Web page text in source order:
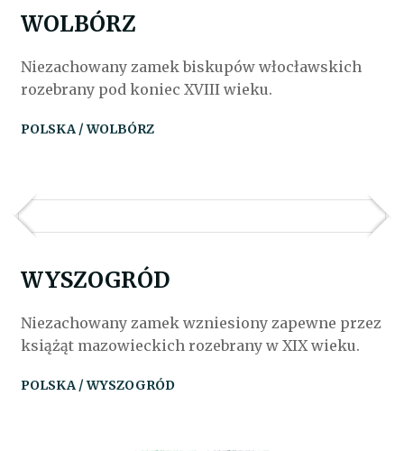
WOLBÓRZ
Niezachowany zamek biskupów włocławskich
rozebrany pod koniec XVIII wieku.
POLSKA / WOLBÓRZ
WYSZOGRÓD
Niezachowany zamek wzniesiony zapewne przez
książąt mazowieckich rozebrany w XIX wieku.
POLSKA / WYSZOGRÓD